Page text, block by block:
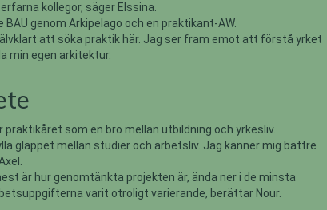
kollegor, säger Elssina.
genom Arkipelago och en praktikant-AW.
att söka praktik här. Jag ser fram emot att förstå yrket
min egen arkitektur.
praktikåret som en bro mellan utbildning och yrkesliv.
glappet mellan studier och arbetsliv. Jag känner mig bättre
är hur genomtänkta projekten är, ända ner i de minsta
varit otroligt varierande, berättar Nour.